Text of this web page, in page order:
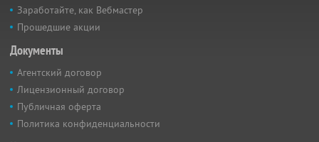
Заработайте, как Вебмастер
Прошедшие акции
Документы
Агентский договор
Лицензионный договор
Публичная оферта
Политика конфиденциальности